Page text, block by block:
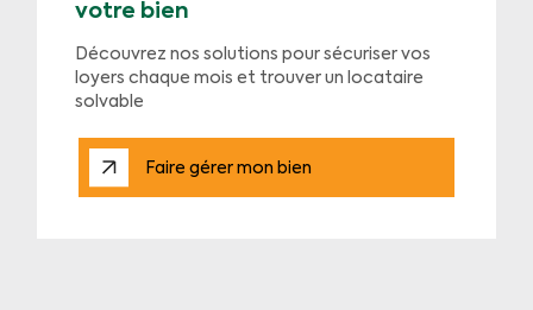
votre bien
Découvrez nos solutions pour sécuriser vos
loyers chaque mois et trouver un locataire
solvable
Faire gérer mon bien